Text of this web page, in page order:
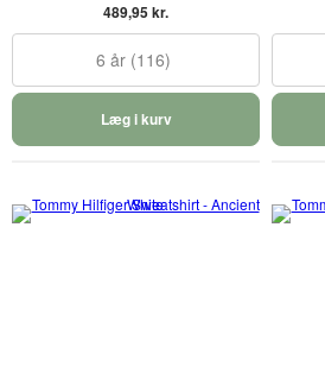
489,95 kr.
6 år (116)
Læg i kurv